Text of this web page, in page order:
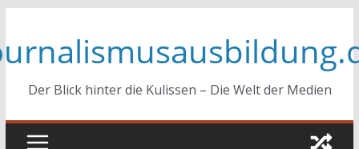
springen
Der Blick hinter die Kulissen – Die Welt der Medien